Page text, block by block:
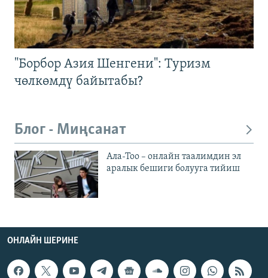
"Борбор Азия Шенгени": Туризм
чөлкөмдү байытабы?
Блог - Миңсанат
Ала-Тоо – онлайн таалимдин эл
аралык бешиги болууга тийиш
ОНЛАЙН ШЕРИНЕ